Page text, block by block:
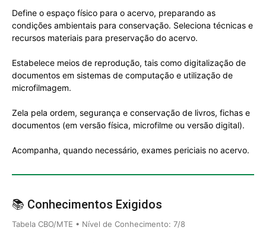
Define o espaço físico para o acervo, preparando as
condições ambientais para conservação. Seleciona técnicas e
recursos materiais para preservação do acervo.
Estabelece meios de reprodução, tais como digitalização de
documentos em sistemas de computação e utilização de
microfilmagem.
Zela pela ordem, segurança e conservação de livros, fichas e
documentos (em versão física, microfilme ou versão digital).
Acompanha, quando necessário, exames periciais no acervo.
📚 Conhecimentos Exigidos
Tabela CBO/MTE • Nível de Conhecimento: 7/8